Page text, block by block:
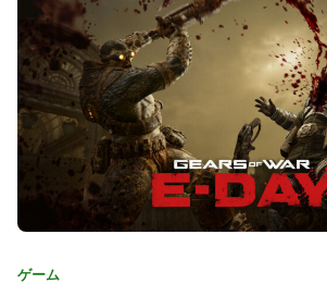
ル
』
が
X
b
o
カ
ゲーム